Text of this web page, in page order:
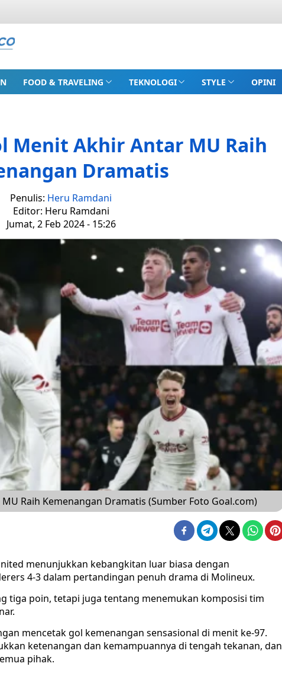
FOOD & TRAVELING TEKNOLOGI STYLE OPINI
Menit Akhir Antar MU Raih
Dramatis
Penulis: Heru Ramdani
Editor: Heru Ramdani
Jumat, 2 Feb 2024 - 15:26
Raih Kemenangan Dramatis (Sumber Foto Goal.com)
menunjukkan kebangkitan luar biasa dengan
4-3 dalam pertandingan penuh drama di Molineux.
tiga poin, tetapi juga tentang menemukan komposisi tim
mencetak gol kemenangan sensasional di menit ke-97.
ketenangan dan kemampuannya di tengah tekanan, dan
pihak.